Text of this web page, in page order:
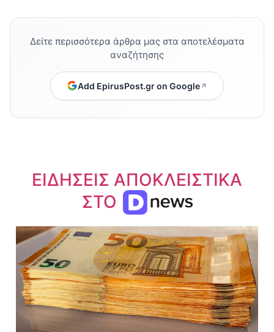
Δείτε περισσότερα άρθρα μας στα αποτελέσματα
αναζήτησης
Add EpirusPost.gr on Google
ΕΙΔΗΣΕΙΣ ΑΠΟΚΛΕΙΣΤΙΚΑ
ΣΤΟ